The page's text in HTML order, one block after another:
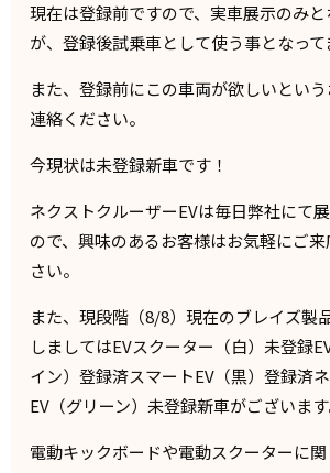
現在は登録前ですので、実車展示のみ
が、登録後試乗車として使う事となって
また、登録前にこの車両が欲しいとい
連絡ください。
今現状は未登録新車です！
ネクストクルーザーEVは毎日弊社にて
ので、興味のあるお客様はお気軽にご
さい。
また、現段階（8/8）現在のブレイズ製
しましてはEVスクーター（白）未登録
イン）登録済スマートEV（黒）登録済
EV（グリーン）未登録新車がございます
電動キックボードや電動スクーターに